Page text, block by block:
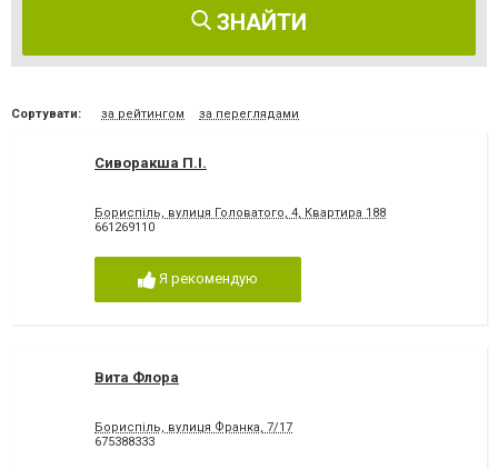
ЗНАЙТИ
Сортувати: за рейтингом за переглядами
Сиворакша П.І.
Бориспіль, вулиця Головатого, 4, Квартира 188
661269110
Я рекомендую
Вита Флора
Бориспіль, вулиця Франка, 7/17
675388333